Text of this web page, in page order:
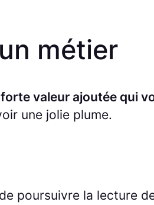
métier
valeur ajoutée qui
une jolie plume.
poursuivre la lecture